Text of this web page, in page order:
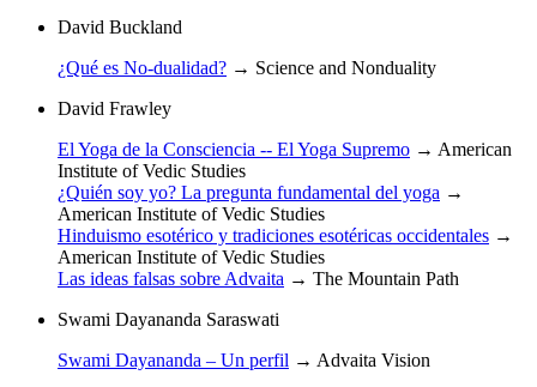
David Buckland
¿Qué es No-dualidad? → Science and Nonduality
David Frawley
El Yoga de la Consciencia -- El Yoga Supremo → American
Institute of Vedic Studies
¿Quién soy yo? La pregunta fundamental del yoga →
American Institute of Vedic Studies
Hinduismo esotérico y tradiciones esotéricas occidentales →
American Institute of Vedic Studies
Las ideas falsas sobre Advaita → The Mountain Path
Swami Dayananda Saraswati
Swami Dayananda – Un perfil → Advaita Vision